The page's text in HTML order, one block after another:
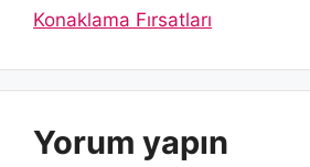
Konaklama Fırsatları
Yorum yapın